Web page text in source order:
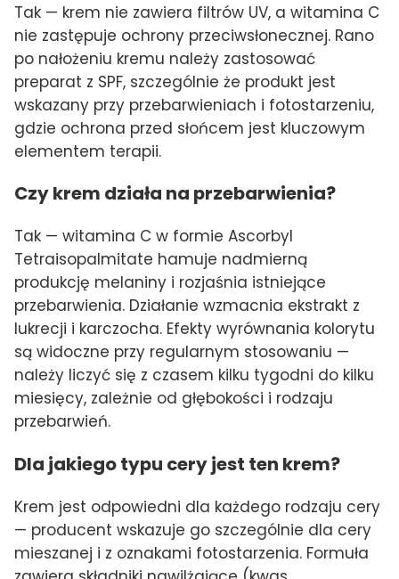
Tak — krem nie zawiera filtrów UV, a witamina C
nie zastępuje ochrony przeciwsłonecznej. Rano
po nałożeniu kremu należy zastosować
preparat z SPF, szczególnie że produkt jest
wskazany przy przebarwieniach i fotostarzeniu,
gdzie ochrona przed słońcem jest kluczowym
elementem terapii.
Czy krem działa na przebarwienia?
Tak — witamina C w formie Ascorbyl
Tetraisopalmitate hamuje nadmierną
produkcję melaniny i rozjaśnia istniejące
przebarwienia. Działanie wzmacnia ekstrakt z
lukrecji i karczocha. Efekty wyrównania kolorytu
są widoczne przy regularnym stosowaniu —
należy liczyć się z czasem kilku tygodni do kilku
miesięcy, zależnie od głębokości i rodzaju
przebarwień.
Dla jakiego typu cery jest ten krem?
Krem jest odpowiedni dla każdego rodzaju cery
— producent wskazuje go szczególnie dla cery
mieszanej i z oznakami fotostarzenia. Formuła